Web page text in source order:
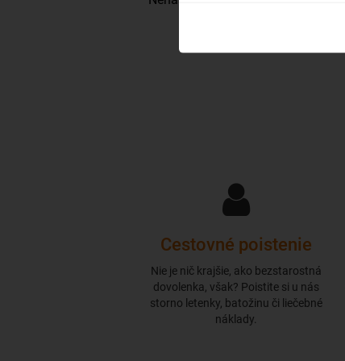
Cestovné poistenie
Nie je nič krajšie, ako bezstarostná
dovolenka, však? Poistite si u nás
storno letenky, batožinu či liečebné
náklady.